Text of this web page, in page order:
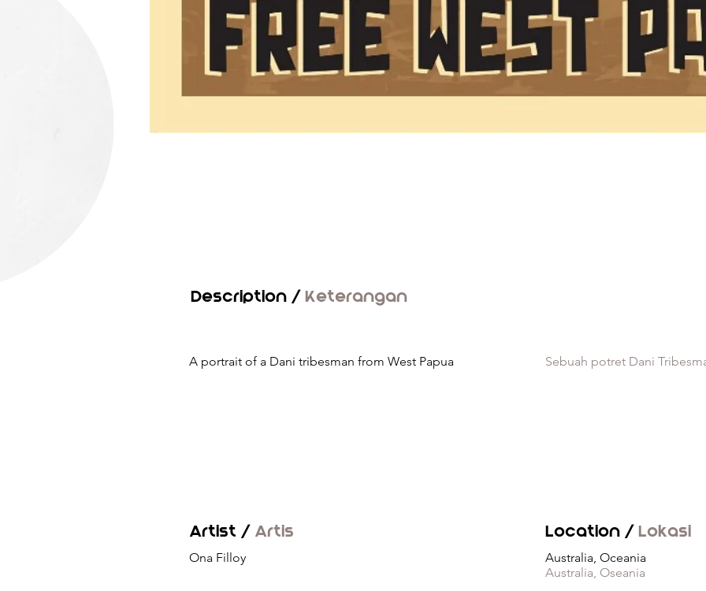
Description /Keterangan
A portrait of a Dani tribesman from West Papua Sebuah potret Dani
Artist / Artis
Ona Filloy
Location /Lokasi
Australia, Oceania
Australia, Oseania